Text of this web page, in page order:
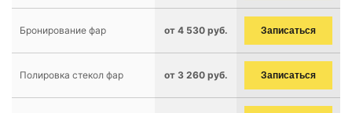
Бронирование фар от 4 530 руб. Записаться
Полировка стекол фар от 3 260 руб. Записаться